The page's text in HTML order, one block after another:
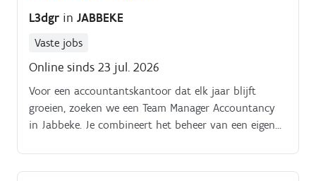
L3dgr in JABBEKE
Vaste jobs
Online sinds 23 jul. 2026
Voor een accountantskantoor dat elk jaar blijft
groeien, zoeken we een Team Manager Accountancy
in Jabbeke. Je combineert het beheer van een eigen